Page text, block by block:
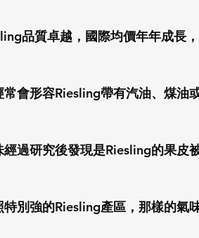
品質卓越，國際均價年年成長
會形容Riesling帶有汽油、煤油
過研究後發現是Riesling的果皮
別強的Riesling產區，那樣的氣